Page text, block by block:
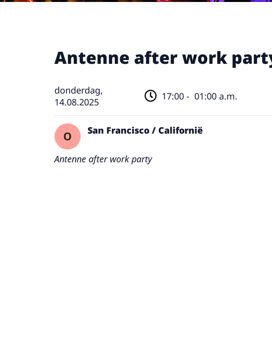
Antenne after work
donderdag,
14.08.2025
17:00 - 01:00 a.m.
San Francisco / Californië
Antenne after work party